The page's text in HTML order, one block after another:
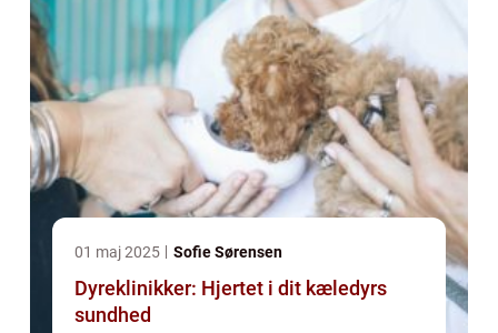
01 maj 2025 Sofie Sørensen
Dyreklinikker: Hjertet i dit kæledyrs
sundhed